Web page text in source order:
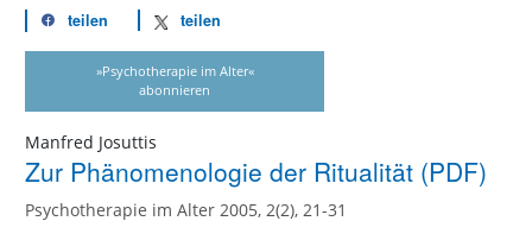
teilen teilen
»Psychotherapie im Alter«
abonnieren
Manfred Josuttis
Zur Phänomenologie der Ritualität (PDF)
Psychotherapie im Alter 2005, 2(2), 21-31